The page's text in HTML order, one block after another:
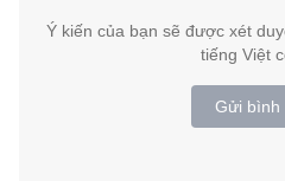
Ý kiến của bạn sẽ được xét
tiếng Việt
Gửi bình